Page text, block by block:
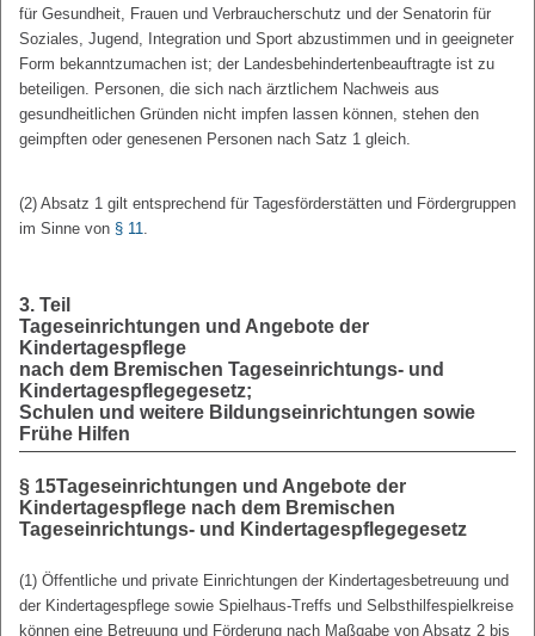
für Gesundheit, Frauen und Verbraucherschutz und der Senatorin für
Soziales, Jugend, Integration und Sport abzustimmen und in geeigneter
Form bekanntzumachen ist; der Landesbehindertenbeauftragte ist zu
beteiligen. Personen, die sich nach ärztlichem Nachweis aus
gesundheitlichen Gründen nicht impfen lassen können, stehen den
geimpften oder genesenen Personen nach Satz 1 gleich.
(2) Absatz 1 gilt entsprechend für Tagesförderstätten und Fördergruppen
im Sinne von § 11.
3. Teil
Tageseinrichtungen und Angebote der
Kindertagespflege
nach dem Bremischen Tageseinrichtungs- und
Kindertagespflegegesetz;
Schulen und weitere Bildungseinrichtungen sowie
Frühe Hilfen
§ 15Tageseinrichtungen und Angebote der
Kindertagespflege nach dem Bremischen
Tageseinrichtungs- und Kindertagespflegegesetz
(1) Öffentliche und private Einrichtungen der Kindertagesbetreuung und
der Kindertagespflege sowie Spielhaus-Treffs und Selbsthilfespielkreise
können eine Betreuung und Förderung nach Maßgabe von Absatz 2 bis